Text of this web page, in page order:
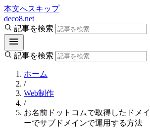
本文へスキップ
deco8.net
記事を検索
記事を検索
ホーム
/
Web制作
/
お名前ドットコムで取得したドメ
ーでサブドメインで運用する方法